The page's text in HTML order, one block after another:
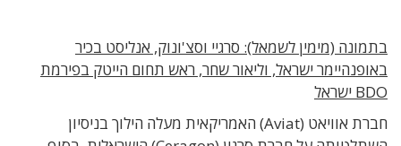
בתמונה (מימין לשמאל): סרגיי וסצ'ונוק, אנליסט בכיר
באופנהיימר ישראל, וליאור שחר, ראש תחום הייטק בפירמת
BDO ישראל
חברת אוויאט (Aviat) האמריקאית מעלה הילוך בניסיון